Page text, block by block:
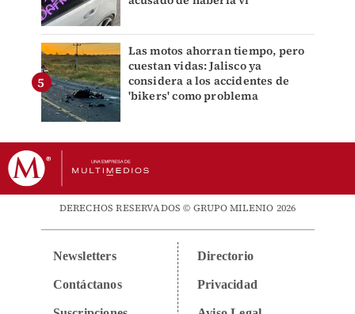
Las motos ahorran tiempo, pero
cuestan vidas: Jalisco ya
considera a los accidentes de
'bikers' como problema
DERECHOS RESERVADOS © GRUPO MILENIO 2026
Newsletters
Contáctanos
Directorio
Privacidad